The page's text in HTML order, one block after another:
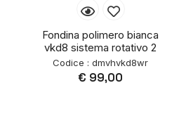
Fondina polimero bianca
vkd8 sistema rotativo 2
Codice : dmvhvkd8wr
€ 99,00